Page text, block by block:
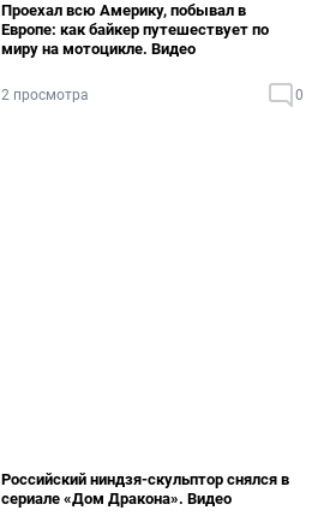
Проехал всю Америку, побывал в
Европе: как байкер путешествует по
миру на мотоцикле. Видео
2 просмотра 0
Российский ниндзя-скульптор снялся в
сериале «Дом Дракона». Видео